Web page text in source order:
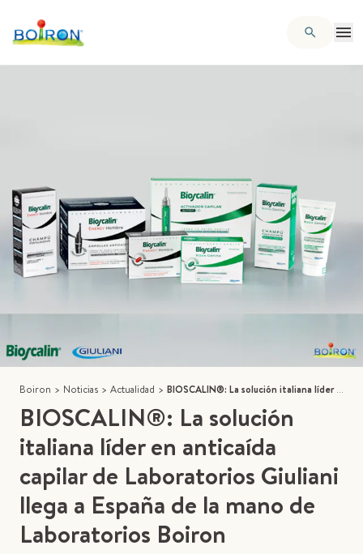
Boiron > Noticias > Actualidad > BIOSCALIN®: La solución italiana líder en anticaída capilar de Laboratorios Giuliani llega a España de la mano de Laboratorios Boiron
BIOSCALIN®: La solución
italiana líder en anticaída
capilar de Laboratorios Giuliani
llega a España de la mano de
Laboratorios Boiron